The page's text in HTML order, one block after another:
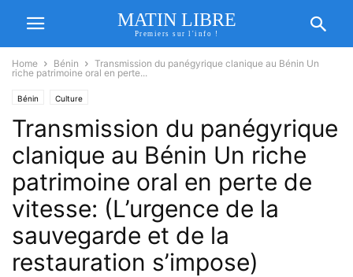
MATIN LIBRE
Premiers sur l'info !
Home Bénin
Transmission du panégyrique clanique au Bénin Un
riche patrimoine oral en perte...
Bénin Culture
Transmission du panégyrique
clanique au Bénin Un riche
patrimoine oral en perte de
vitesse: (L’urgence de la
sauvegarde et de la
restauration s’impose)